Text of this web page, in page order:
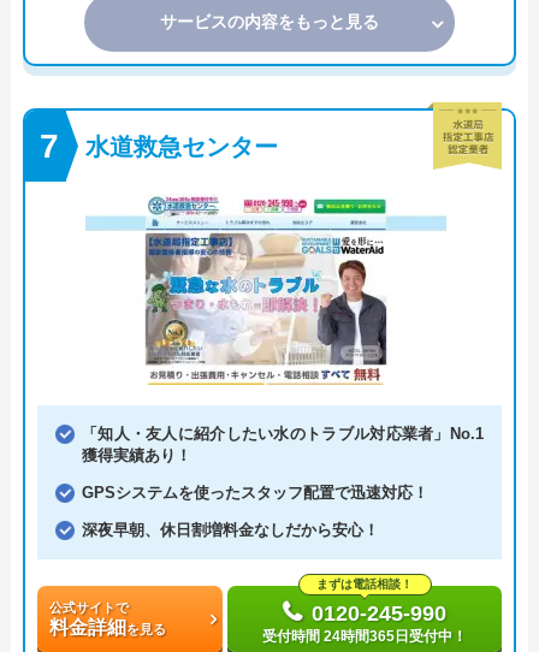
サービスの内容をもっと見る
水道救急センター
「知人・友人に紹介したい水のトラブル対応業者」No.1
獲得実績あり！
GPSシステムを使ったスタッフ配置で迅速対応！
深夜早朝、休日割増料金なしだから安心！
公式サイトで
料金詳細を見る
まずは電話相談！
0120-245-990
受付時間 24時間365日受付中！